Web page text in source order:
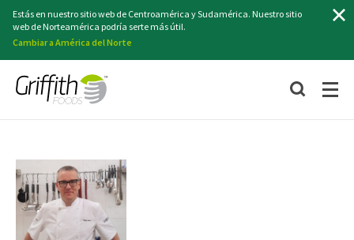
Estás en nuestro sitio web de Centroamérica y Sudamérica. Nuestro sitio
web de Norteamérica podría serte más útil.
Cambiar a América del Norte